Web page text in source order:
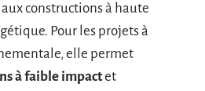
constructions à haute
Pour les projets à
elle permet
à faible impactet